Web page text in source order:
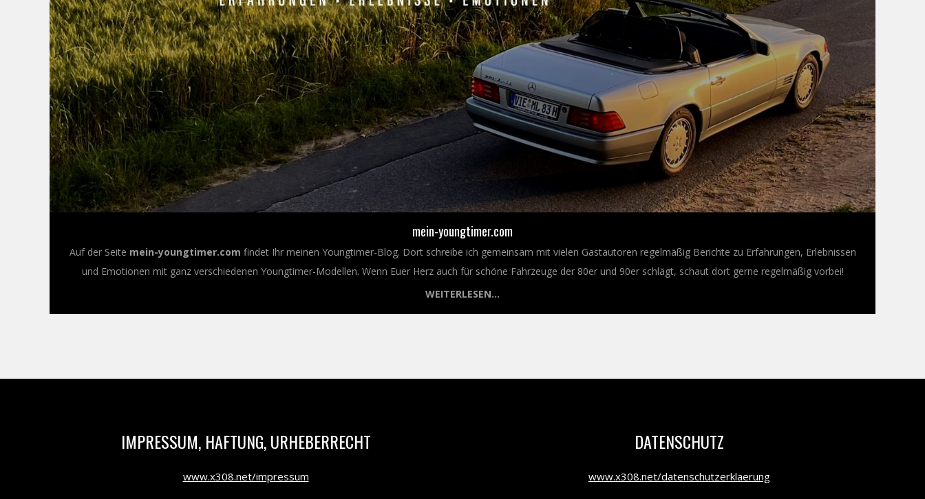
mein-youngtimer.com
Auf der Seite mein-youngtimer.com findet Ihr meinen Youngtimer-Blog. Dort schreibe ich gemeinsam mit vielen Gastautoren regelmäßig Berichte zu Erfahrungen, Erlebnissen
und Emotionen mit ganz verschiedenen Youngtimer-Modellen. Wenn Euer Herz auch für schöne Fahrzeuge der 80er und 90er schlägt, schaut dort gerne regelmäßig vorbei!
WEITERLESEN...
IMPRESSUM, HAFTUNG, URHEBERRECHT
www.x308.net/impressum
DATENSCHUTZ
www.x308.net/datenschutzerklaerung